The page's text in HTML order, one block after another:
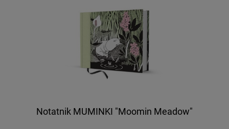
Notatnik MUMINKI "Moomin Meadow"